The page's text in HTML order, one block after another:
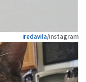
iredavila/instagram